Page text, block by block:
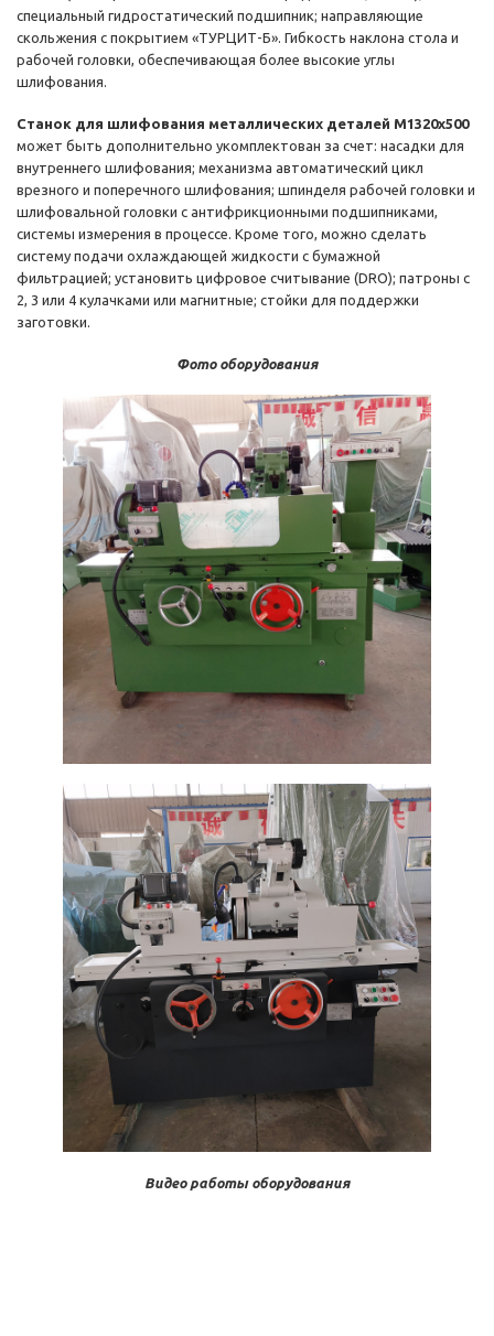
специальный гидростатический подшипник; направляющие
скольжения с покрытием «ТУРЦИТ-Б». Гибкость наклона стола и
рабочей головки, обеспечивающая более высокие углы
шлифования.
Станок для шлифования металлических деталей M1320x500
может быть дополнительно укомплектован за счет: насадки для
внутреннего шлифования; механизма автоматический цикл
врезного и поперечного шлифования; шпинделя рабочей головки и
шлифовальной головки с антифрикционными подшипниками,
системы измерения в процессе. Кроме того, можно сделать
систему подачи охлаждающей жидкости с бумажной
фильтрацией; установить цифровое считывание (DRO); патроны с
2, 3 или 4 кулачками или магнитные; стойки для поддержки
заготовки.
Фото оборудования
Видео работы оборудования